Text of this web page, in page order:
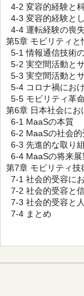
4-2 変容的経験と
4-3 変容的経験と
4-4 運転経験の喪
第5章 モビリティと
5-1 情報通信技術
5-2 実空間活動と
5-3 実空間活動と
5-4 コロナ禍にお
5-5 モビリティ革
第6章 日本社会にお
6-1 MaaSの本質
6-2 MaaSの社会的
6-3 先進的な取り
6-4 MaaSの将来展
第7章 モビリティ技
7-1 社会的受容に
7-2 社会的受容と
7-3 社会的受容と
7-4 まとめ